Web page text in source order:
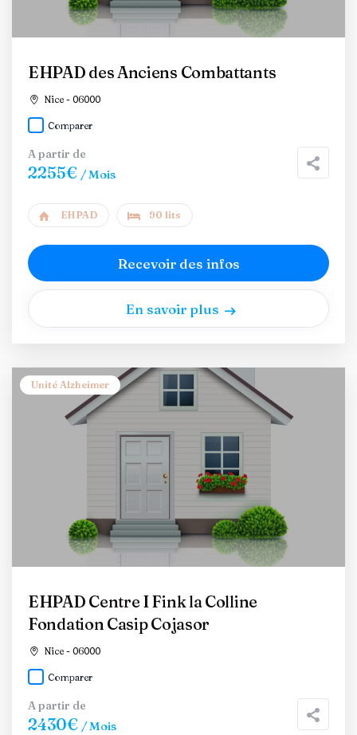
EHPAD des Anciens Combattants
Nice - 06000
Comparer
A partir de
2255€ / Mois
EHPAD 90 lits
Recevoir des infos
En savoir plus
Unité Alzheimer
EHPAD Centre I Fink la Colline
Fondation Casip Cojasor
Nice - 06000
Comparer
A partir de
2430€ / Mois